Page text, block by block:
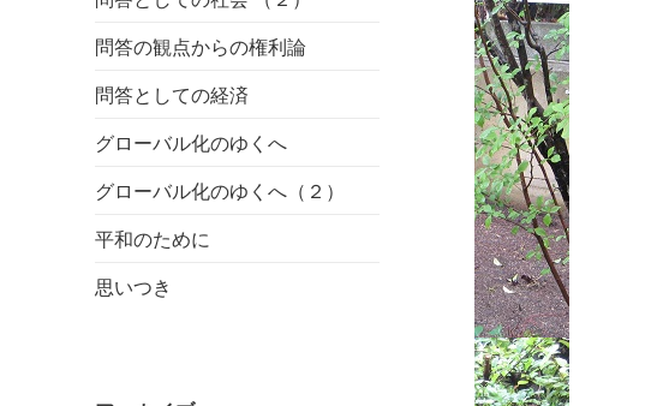
問答の観点からの権利論
問答としての経済
グローバル化のゆくへ
グローバル化のゆくへ（２）
平和のために
思いつき